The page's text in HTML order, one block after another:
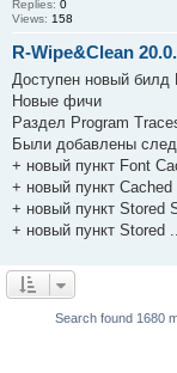
Replies: 0
Views: 158
R-Wipe&Clean
Доступен новый билд
Новые фичи
Раздел Program
Были добавлены
+ новый пункт Font
+ новый пункт
+ новый пункт Stored
+ новый пункт Stored ...
Search found 1680